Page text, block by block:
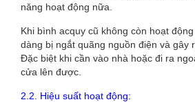
năng hoạt động nữa.
Khi bình acquy cũ không còn hoạt
dàng bị ngắt quãng nguồn điện và gây
Đặc biệt khi cần vào nhà hoặc đi ra
cửa lên được.
2.2. Hiệu suất hoạt động: